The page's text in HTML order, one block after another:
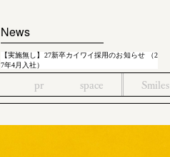
News
【実施無し】27新卒カイワイ採用のお知らせ （2
7年4月入社）
pr space Smiles